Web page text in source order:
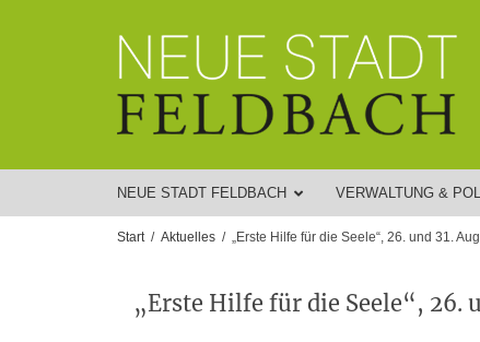
NEUE STADT FELDBACH VERWALTUNG &
Start Aktuelles „Erste Hilfe für die Seele“, 26. und 31.
„Erste Hilfe für die Seele“, 26.